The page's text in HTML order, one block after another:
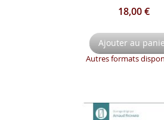
18,00 €
Ajouter au
Autres formats